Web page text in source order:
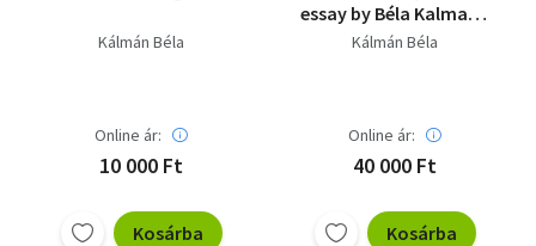
Kálmán Béla
Online ár:
10 000 Ft
Kosárba
essay by Béla Kalman -
Dedikált
Kálmán Béla
Online ár:
40 000 Ft
Kosárba